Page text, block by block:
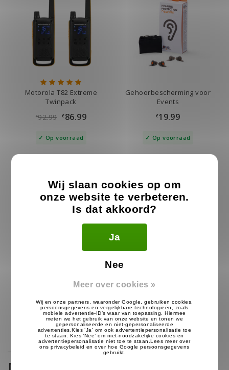
Motorola T82 Extreme
Twinpack
€92.99 €86.99
Op voorraad
Gehoorbescherming voor
Events
€19.99
Op voorraad
G-Bud Headset voor
€22.99
Op voorraad
Wij slaan cookies op om
onze website te verbeteren.
Is dat akkoord?
Ja
Nee
Meer over cookies »